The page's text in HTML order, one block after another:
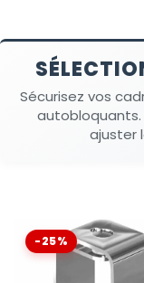
Sécurisez vos
ajuster
-25%